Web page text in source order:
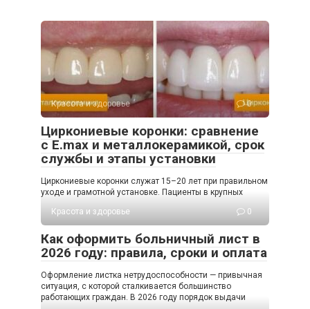
Красота и здоровье 0
Циркониевые коронки: сравнение
с E.max и металлокерамикой, срок
службы и этапы установки
Циркониевые коронки служат 15–20 лет при правильном
уходе и грамотной установке. Пациенты в крупных
Красота и здоровье
0
Как оформить больничный лист в
2026 году: правила, сроки и оплата
Оформление листка нетрудоспособности — привычная
ситуация, с которой сталкивается большинство
работающих граждан. В 2026 году порядок выдачи